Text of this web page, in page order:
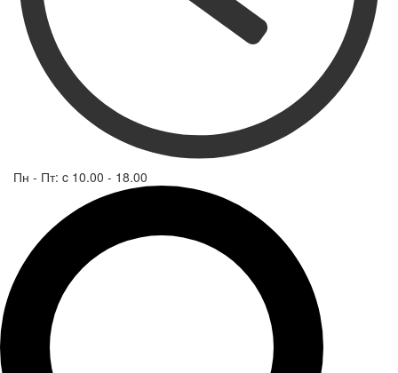
Пн - Пт: c 10.00 - 18.00